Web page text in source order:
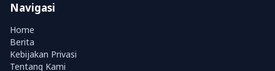
Navigasi
Home
Berita
Kebijakan Privasi
Tentang Kami